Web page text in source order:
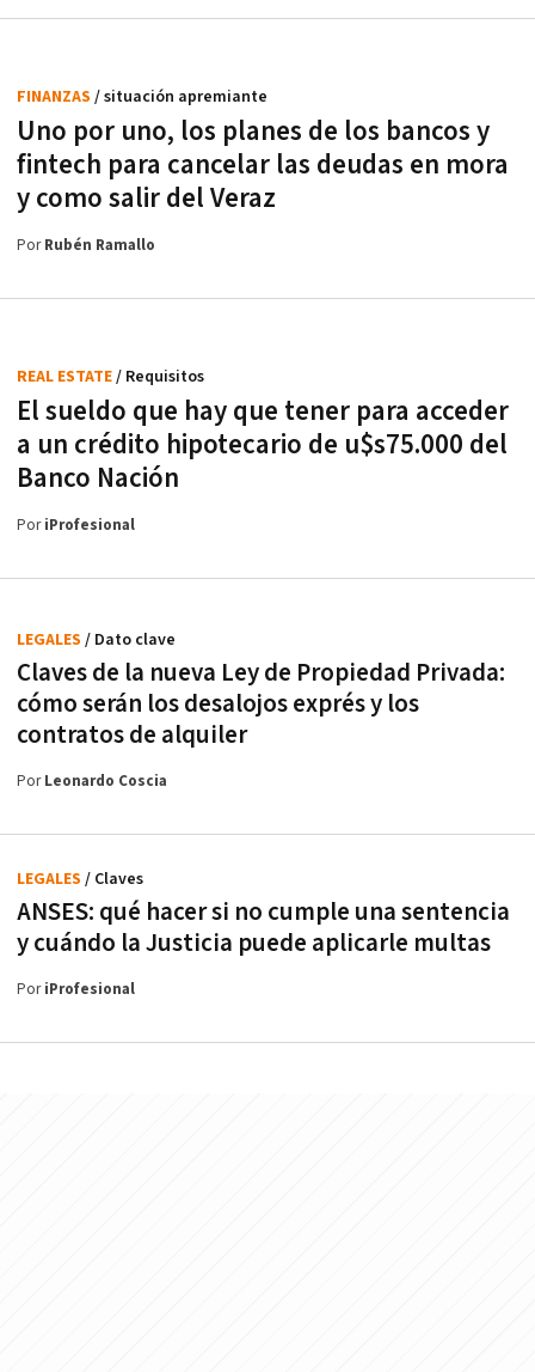
Uno por uno, los planes de los bancos y
fintech para cancelar las deudas en mora
y como salir del Veraz
FINANZAS / situación apremiante
PorRubén Ramallo
El sueldo que hay que tener para acceder
a un crédito hipotecario de u$s75.000 del
Banco Nación
REAL ESTATE/ Requisitos
PoriProfesional
Claves de la nueva Ley de Propiedad Privada:
cómo serán los desalojos exprés y los
contratos de alquiler
LEGALES / Dato clave
PorLeonardo Coscia
ANSES: qué hacer si no cumple una sentencia
y cuándo la Justicia puede aplicarle multas
LEGALES / Claves
PoriProfesional